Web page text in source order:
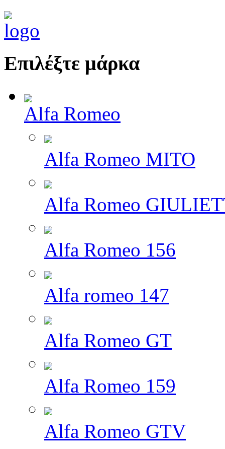
Επιλέξτε μάρκα
Alfa Romeo
Alfa Romeo MITO
Alfa Romeo
Alfa Romeo 156
Alfa romeo 147
Alfa Romeo GT
Alfa Romeo 159
Alfa Romeo GTV